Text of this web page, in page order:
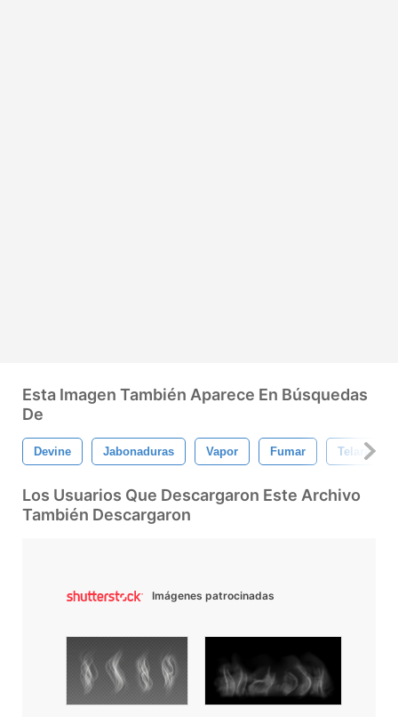
Esta Imagen También Aparece En Búsquedas
De
Devine Jabonaduras Vapor Fumar Telarañas
Los Usuarios Que Descargaron Este Archivo
También Descargaron
Imágenes patrocinadas